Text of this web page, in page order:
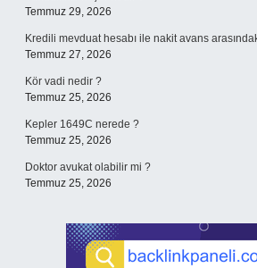
Temmuz 29, 2026
Kredili mevduat hesabı ile nakit avans
Temmuz 27, 2026
Kör vadi nedir ?
Temmuz 25, 2026
Kepler 1649C nerede ?
Temmuz 25, 2026
Doktor avukat olabilir mi ?
Temmuz 25, 2026